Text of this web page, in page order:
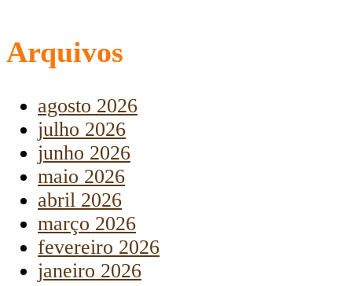
Arquivos
agosto 2026
julho 2026
junho 2026
maio 2026
abril 2026
março 2026
fevereiro 2026
janeiro 2026